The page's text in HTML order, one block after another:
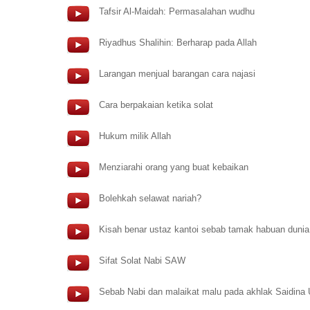
Tafsir Al-Maidah: Permasalahan wudhu
Riyadhus Shalihin: Berharap pada Allah
Larangan menjual barangan cara najasi
Cara berpakaian ketika solat
Hukum milik Allah
Menziarahi orang yang buat kebaikan
Bolehkah selawat nariah?
Kisah benar ustaz kantoi sebab tamak habuan dunia
Sifat Solat Nabi SAW
Sebab Nabi dan malaikat malu pada akhlak Saidina